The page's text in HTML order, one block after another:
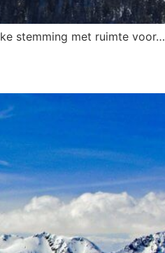
stemming met ruimte voor…